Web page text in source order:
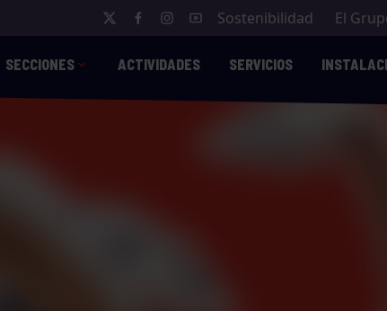
Sostenibilidad El
SECCIONES ACTIVIDADES SERVICIOS